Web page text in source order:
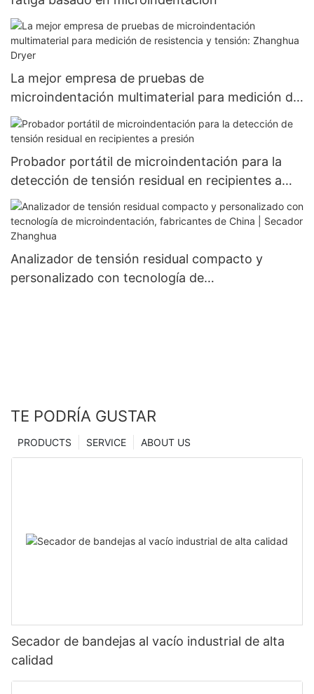
La mejor empresa de pruebas de
microindentación multimaterial para medición de
resistencia y tensión: Zhanghua Dryer
Probador portátil de microindentación para la
detección de tensión residual en recipientes a
presión
Analizador de tensión residual compacto y
personalizado con tecnología de
TE PODRÍA GUSTAR
ABOUT US
SERVICE
PRODUCTS
Secador de bandejas al vacío industrial de alta
calidad